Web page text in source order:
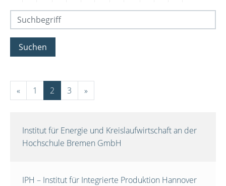
Suchen
« 1 2 3 »
Institut für Energie und Kreislaufwirtschaft an der
Hochschule Bremen GmbH
IPH – Institut für Integrierte Produktion Hannover